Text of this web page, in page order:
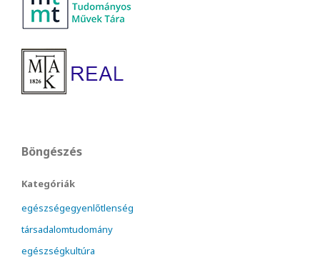
Böngészés
Kategóriák
egészségegyenlőtlenség
társadalomtudomány
egészségkultúra